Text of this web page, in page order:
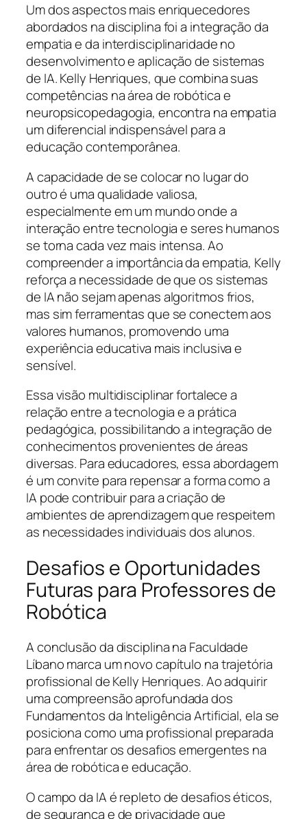
Um dos aspectos mais enriquecedores
abordados na disciplina foi a integração da
empatia e da interdisciplinaridade no
desenvolvimento e aplicação de sistemas
de IA. Kelly Henriques, que combina suas
competências na área de robótica e
neuropsicopedagogia, encontra na empatia
um diferencial indispensável para a
educação contemporânea.
A capacidade de se colocar no lugar do
outro é uma qualidade valiosa,
especialmente em um mundo onde a
interação entre tecnologia e seres humanos
se torna cada vez mais intensa. Ao
compreender a importância da empatia, Kelly
reforça a necessidade de que os sistemas
de IA não sejam apenas algoritmos frios,
mas sim ferramentas que se conectem aos
valores humanos, promovendo uma
experiência educativa mais inclusiva e
sensível.
Essa visão multidisciplinar fortalece a
relação entre a tecnologia e a prática
pedagógica, possibilitando a integração de
conhecimentos provenientes de áreas
diversas. Para educadores, essa abordagem
é um convite para repensar a forma como a
IA pode contribuir para a criação de
ambientes de aprendizagem que respeitem
as necessidades individuais dos alunos.
Desafios e Oportunidades
Futuras para Professores de
Robótica
A conclusão da disciplina na Faculdade
Líbano marca um novo capítulo na trajetória
profissional de Kelly Henriques. Ao adquirir
uma compreensão aprofundada dos
Fundamentos da Inteligência Artificial, ela se
posiciona como uma profissional preparada
para enfrentar os desafios emergentes na
área de robótica e educação.
O campo da IA é repleto de desafios éticos,
de segurança e de privacidade que